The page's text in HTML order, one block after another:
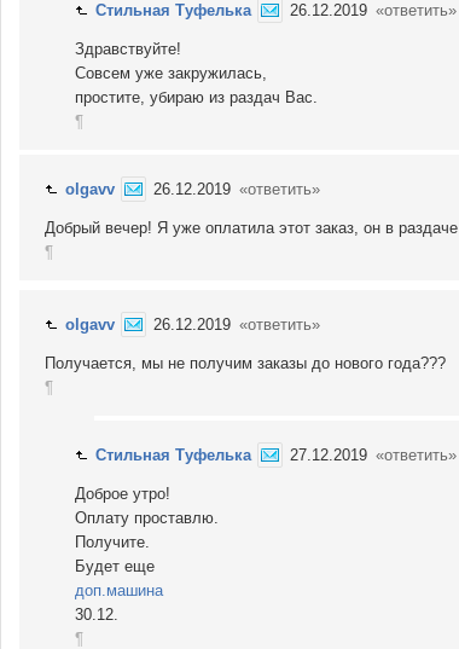
Стильная Туфелька 26.12.2019 «ответить»
Здравствуйте!
Совсем уже закружилась,
простите, убираю из раздач Вас.
¶
olgavv 26.12.2019 «ответить»
Добрый вечер! Я уже оплатила этот заказ, он в
¶
olgavv 26.12.2019 «ответить»
Получается, мы не получим заказы до нового года???
¶
Стильная Туфелька 27.12.2019 «ответить»
Доброе утро!
Оплату проставлю.
Получите.
Будет еще
доп.машина
30.12.
¶